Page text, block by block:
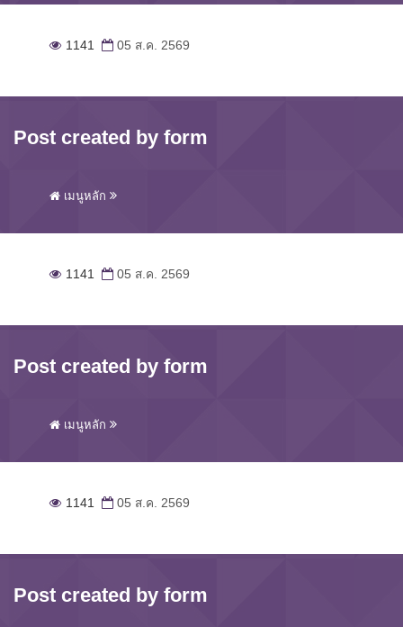
1141 05 ส.ค. 2569
Post created by form
เมนูหลัก
1141 05 ส.ค. 2569
Post created by form
เมนูหลัก
1141 05 ส.ค. 2569
Post created by form